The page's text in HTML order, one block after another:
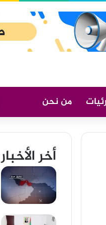
من نحن
أخر الأخبار